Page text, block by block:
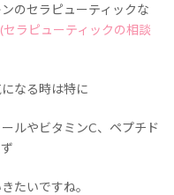
のセラピューティックな
(セラピューティックの相談
なる時は特に
ルやビタミンC、ペプチド
たいですね。